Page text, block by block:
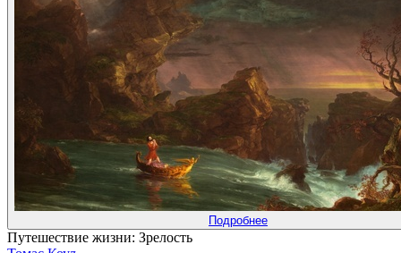
Подробнее
Путешествие жизни: Зрелость